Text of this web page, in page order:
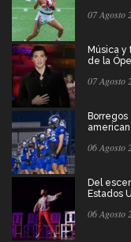
07 Agosto
Música y
de la
07 Agosto
Borregos
06 Agosto
Del
Estados
06 Agosto